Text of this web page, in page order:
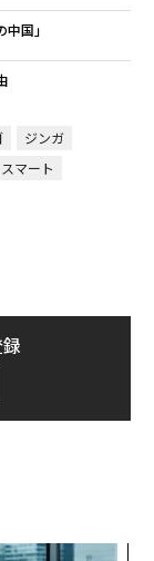
国」
ジンガ
スマート